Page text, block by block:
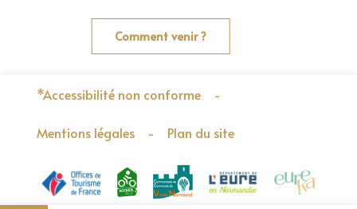
Comment venir ?
*Accessibilité non conforme -
Mentions légales - Plan du site